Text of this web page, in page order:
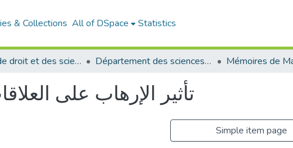
& Collections All of DSpace Statistics
Faculté de droit et des sciences politiques Département des sciences politiques Mémoires de
تأثير الإرهاب على
Simple item page